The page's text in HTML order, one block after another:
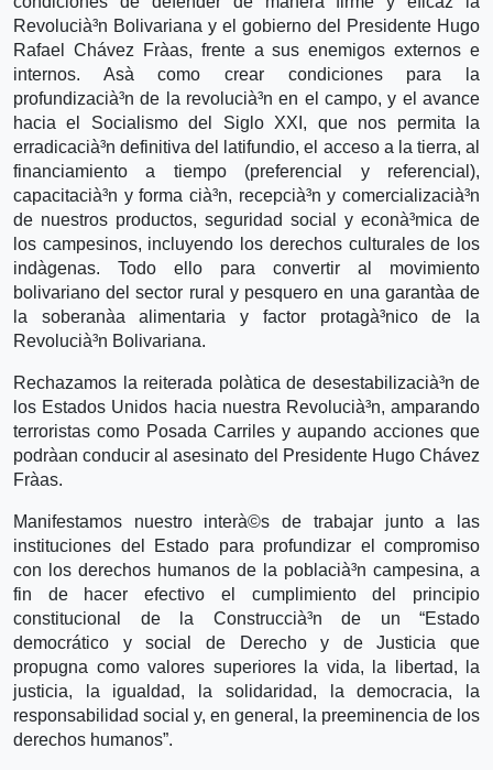
Revolucià³n Bolivariana y el gobierno del Presidente Hugo
Rafael Chávez Frà­as, frente a sus enemigos externos e
internos. Asà­ como crear condiciones para la
profundizacià³n de la revolucià³n en el campo, y el avance
hacia el Socialismo del Siglo XXI, que nos permita la
erradicacià³n definitiva del latifundio, el acceso a la tierra, al
financiamiento a tiempo (preferencial y referencial),
capacitacià³n y forma cià³n, recepcià³n y comercializacià³n
de nuestros productos, seguridad social y econà³mica de
los campesinos, incluyendo los derechos culturales de los
indà­genas. Todo ello para convertir al movimiento
bolivariano del sector rural y pesquero en una garantà­a de
la soberanà­a alimentaria y factor protagà³nico de la
Revolucià³n Bolivariana.
Rechazamos la reiterada polà­tica de desestabilizacià³n de
los Estados Unidos hacia nuestra Revolucià³n, amparando
terroristas como Posada Carriles y aupando acciones que
podrà­an conducir al asesinato del Presidente Hugo Chávez
Frà­as.
Manifestamos nuestro interà©s de trabajar junto a las
instituciones del Estado para profundizar el compromiso
con los derechos humanos de la poblacià³n campesina, a
fin de hacer efectivo el cumplimiento del principio
constitucional de la Construccià³n de un “Estado
democrático y social de Derecho y de Justicia que
propugna como valores superiores la vida, la libertad, la
justicia, la igualdad, la solidaridad, la democracia, la
responsabilidad social y, en general, la preeminencia de los
derechos humanos”.